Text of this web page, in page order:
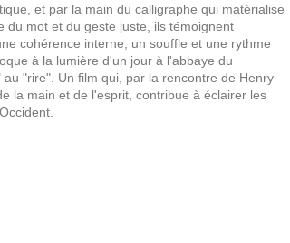
et par la main du calligraphe qui matérialise
du mot et du geste juste, ils témoignent
cohérence interne, un souffle et une rythme
à la lumière d'un jour à l'abbaye du
"rire". Un film qui, par la rencontre de Henry
la main et de l'esprit, contribue à éclairer les